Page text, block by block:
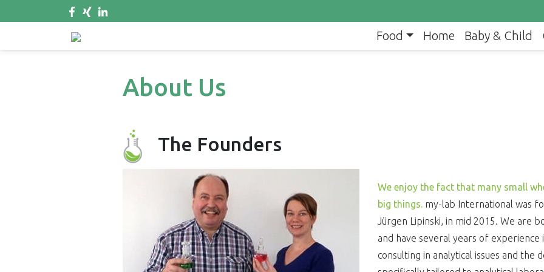
Food Home Baby & Child
About Us
The Founders
We enjoy the fact that many small
big things. my-lab International was
Jürgen Lipinski, in mid 2015. We are
and have several years of
consulting in analytical issues and the